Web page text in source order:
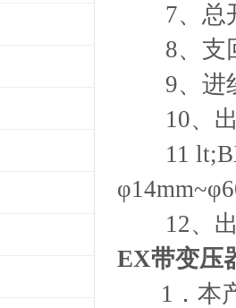
7、总开
8、支回
9、进线
10、出
11
12、出
EX带变压
1．本产